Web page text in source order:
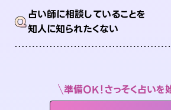
Q占い師に相談していることを
知人に知られたくない
準備OK！さっそく占いを